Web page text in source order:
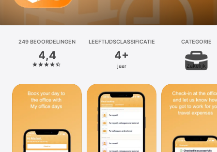
Arcade
Platform
iPhone
iPad
249 BEOOR­DELINGEN
4,4
LEEFTIJDSCLASSIFICATIE
4+
jaar
CATEGORIE
Zakelijk